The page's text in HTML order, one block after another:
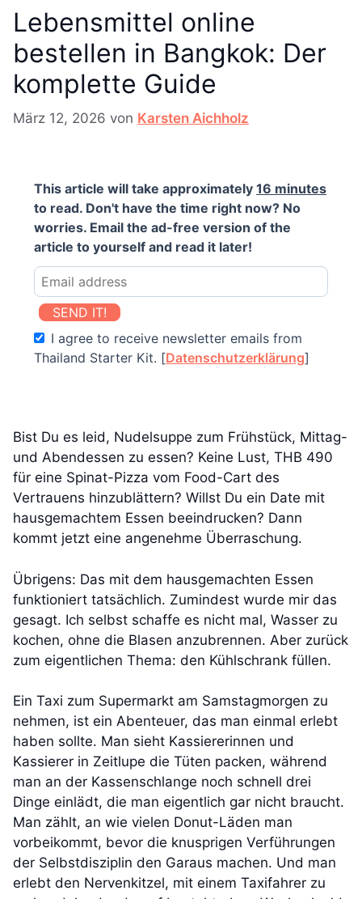
Lebensmittel online
bestellen in Bangkok: Der
komplette Guide
März 12, 2026 von Karsten Aichholz
This article will take approximately 16 minutes
to read. Don't have the time right now? No
worries. Email the ad-free version of the
article to yourself and read it later!
SEND IT!
I agree to receive newsletter emails from
Thailand Starter Kit. [Datenschutzerklärung]
Bist Du es leid, Nudelsuppe zum Frühstück, Mittag-
und Abendessen zu essen? Keine Lust, THB 490
für eine Spinat-Pizza vom Food-Cart des
Vertrauens hinzublättern? Willst Du ein Date mit
hausgemachtem Essen beeindrucken? Dann
kommt jetzt eine angenehme Überraschung.
Übrigens: Das mit dem hausgemachten Essen
funktioniert tatsächlich. Zumindest wurde mir das
gesagt. Ich selbst schaffe es nicht mal, Wasser zu
kochen, ohne die Blasen anzubrennen. Aber zurück
zum eigentlichen Thema: den Kühlschrank füllen.
Ein Taxi zum Supermarkt am Samstagmorgen zu
nehmen, ist ein Abenteuer, das man einmal erlebt
haben sollte. Man sieht Kassiererinnen und
Kassierer in Zeitlupe die Tüten packen, während
man an der Kassenschlange noch schnell drei
Dinge einlädt, die man eigentlich gar nicht braucht.
Man zählt, an wie vielen Donut-Läden man
vorbeikommt, bevor die knusprigen Verführungen
der Selbstdisziplin den Garaus machen. Und man
erlebt den Nervenkitzel, mit einem Taxifahrer zu